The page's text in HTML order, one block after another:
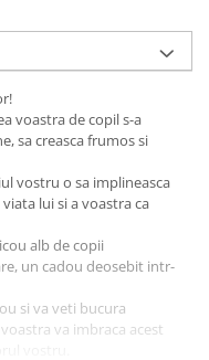
voastra de copil s-a
sa creasca frumos si
vostru o sa implineasca
lui si a voastra ca
alb de copii
un cadou deosebit intr-
si va veti bucura
va imbraca acest